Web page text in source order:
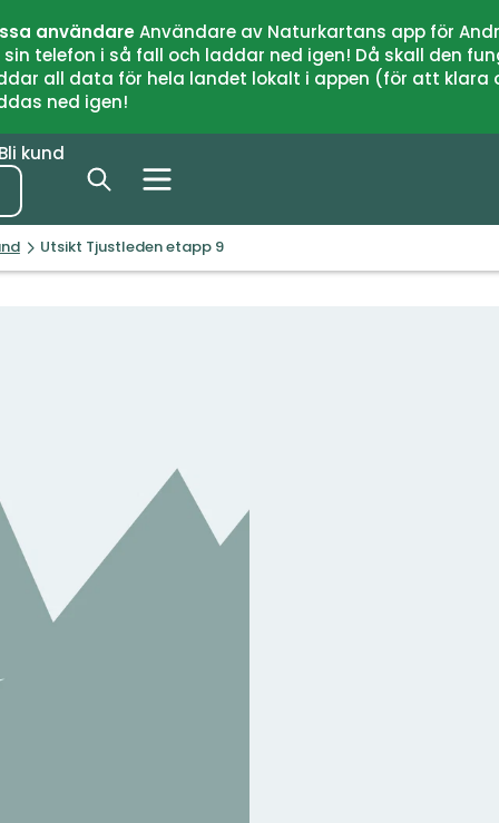
användareAnvändare av Naturkartans app för
telefon i så fall och laddar ned igen! Då skall den
all data för hela landet lokalt i appen (för att
ned igen!
Bli kund
Utsikt Tjustleden etapp 9